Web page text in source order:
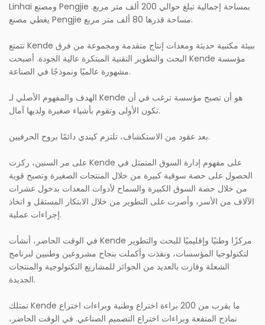
Linhai ومصنع Pengjie بمساحة إجمالية تبلغ حوالي 200 ألف متر مربع.
يغطي مصنع Pengjie مساحة قدرها 80 ألف متر مربع.
تتمتع Kende ببيئة مكتبية حديثة ومعدات إنتاج متقدمة ومجموعة من فرق
البحث والتطوير التقنية المبتكرة عالية الجودة. أصبحت Kende مؤسسة
مشهورة عالميًا ونموذجًا في الصناعة.
الهدف والمفهوم الأصلي لـ Kende هو أن تصبح مؤسسة ترغب في أن
تكون الأولى وتقوم بأشياء صغيرة ولديها آمال.
بعد عقود من الاستكشاف، تلتزم كيندي دائمًا بروح الحرفيين.
على مر السنين، ركزت Kende على مفهوم إدارة السوق المتمثل في
الحصول على حصة سوقية كبيرة من خلال المنتجات الصغيرة وتصبح قوية
من خلال حصة السوق الكبيرة والسماح لأدوات المعدات بدخول عشرات
الآلاف من الأسر، وأصرت على التطوير من خلال الابتكار المستقل و اتخاذ
إجراءات عملية.
في الوقت الحاضر، أنشأت Kende مركزًا وطنيًا وإقليميًا للبحث والتطوير
لتكنولوجيا المؤسسات، ونفذت وأكملت بنجاح مشروعين وطنيين لبرنامج
الشعلة وفازت بالعديد من الجوائز للمشاريع التكنولوجية والمنتجات
الجديدة.
تمتلك Kende ما يقرب من 200 براءة اختراع وطنية وبراءات اختراع
نماذج المنفعة وبراءات اختراع التصميم الصناعي. في الوقت الحاضر،